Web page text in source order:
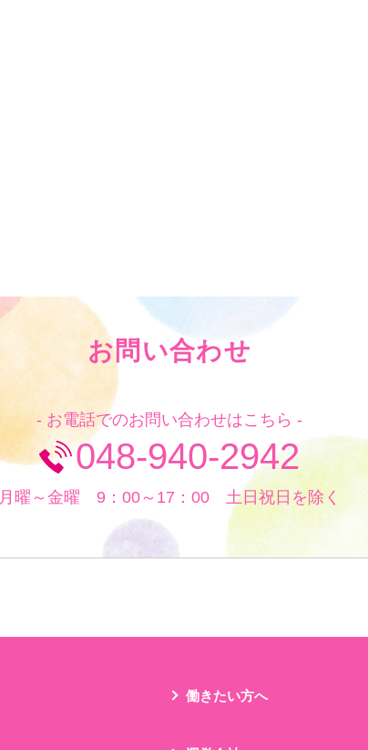
お問い合わせ
- お電話でのお問い合わせはこちら -
048-940-2942
月曜～金曜 9：00～17：00 土日祝日を除く
働きたい方へ